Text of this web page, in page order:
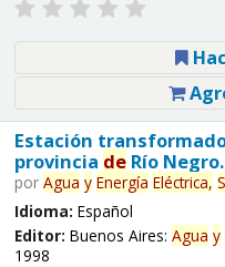
Estación
provincia deRío Negro.
por Agua y Energía Eléctrica,
Idioma: Español
Editor: Buenos Aires: Agua y
1998